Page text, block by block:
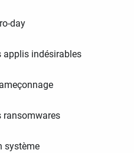
day
applis indésirables
ransomwares
système